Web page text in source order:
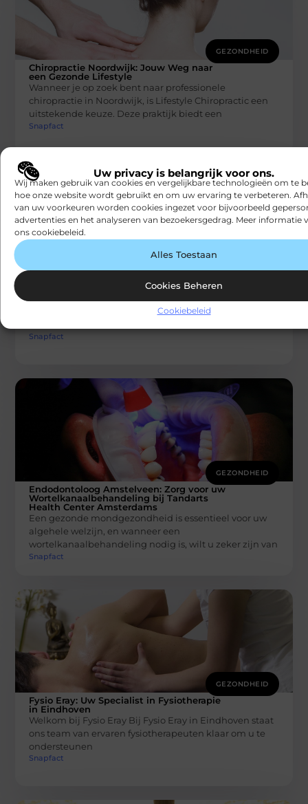
Uw privacy is belangrijk voor ons.
Wij maken gebruik van cookies en vergelijkbare technologieën om te
hoe onze website wordt gebruikt en om uw ervaring te verbeteren.
van uw voorkeuren worden cookies ingezet voor bijvoorbeeld
advertenties en het analyseren van bezoekersgedrag. Meer informatie
ons cookiebeleid.
Alles Toestaan
Cookies Beheren
Cookiebeleid
GEZONDHEID
Chiropractie Noordwijk: Jouw Weg naar
een Gezonde Lifestyle
Wanneer je op zoek bent naar professionele
chiropractie in Noordwijk, is Lifestyle Chiropractic een
uitstekende keuze. Deze praktijk biedt een
Snapfact
Een drukkende pijn in het middenrif kan een
vervelend en belemmerend gevoel zijn. Dit gebied, dat
Snapfact
GEZONDHEID
Endodontoloog Amstelveen: Zorg voor uw
Wortelkanaalbehandeling bij Tandarts
Health Center Amsterdams
Een gezonde mondgezondheid is essentieel voor uw
algehele welzijn, en wanneer een
wortelkanaalbehandeling nodig is, wilt u zeker zijn van
Snapfact
GEZONDHEID
Fysio Eray: Uw Specialist in Fysiotherapie
in Eindhoven
Welkom bij Fysio Eray Bij Fysio Eray in Eindhoven staat
ons team van ervaren fysiotherapeuten klaar om u te
ondersteunen
Snapfact